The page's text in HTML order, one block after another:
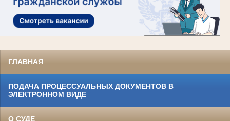
ГЛАВНАЯ
ПОДАЧА ПРОЦЕССУАЛЬНЫХ ДОКУМЕНТОВ В
ЭЛЕКТРОННОМ ВИДЕ
О СУДЕ